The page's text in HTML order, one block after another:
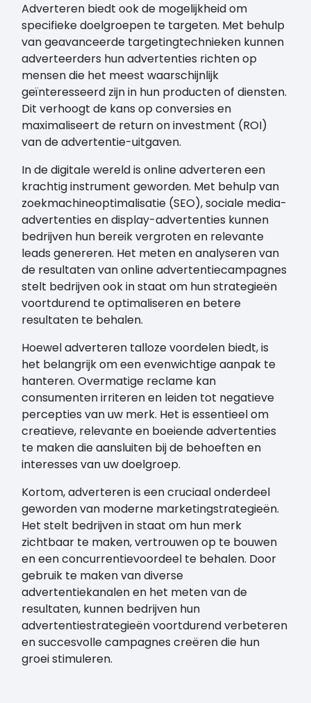
Adverteren biedt ook de mogelijkheid om
specifieke doelgroepen te targeten. Met behulp
van geavanceerde targetingtechnieken kunnen
adverteerders hun advertenties richten op
mensen die het meest waarschijnlijk
geïnteresseerd zijn in hun producten of diensten.
Dit verhoogt de kans op conversies en
maximaliseert de return on investment (ROI)
van de advertentie-uitgaven.
In de digitale wereld is online adverteren een
krachtig instrument geworden. Met behulp van
zoekmachineoptimalisatie (SEO), sociale media-
advertenties en display-advertenties kunnen
bedrijven hun bereik vergroten en relevante
leads genereren. Het meten en analyseren van
de resultaten van online advertentiecampagnes
stelt bedrijven ook in staat om hun strategieën
voortdurend te optimaliseren en betere
resultaten te behalen.
Hoewel adverteren talloze voordelen biedt, is
het belangrijk om een evenwichtige aanpak te
hanteren. Overmatige reclame kan
consumenten irriteren en leiden tot negatieve
percepties van uw merk. Het is essentieel om
creatieve, relevante en boeiende advertenties
te maken die aansluiten bij de behoeften en
interesses van uw doelgroep.
Kortom, adverteren is een cruciaal onderdeel
geworden van moderne marketingstrategieën.
Het stelt bedrijven in staat om hun merk
zichtbaar te maken, vertrouwen op te bouwen
en een concurrentievoordeel te behalen. Door
gebruik te maken van diverse
advertentiekanalen en het meten van de
resultaten, kunnen bedrijven hun
advertentiestrategieën voortdurend verbeteren
en succesvolle campagnes creëren die hun
groei stimuleren.